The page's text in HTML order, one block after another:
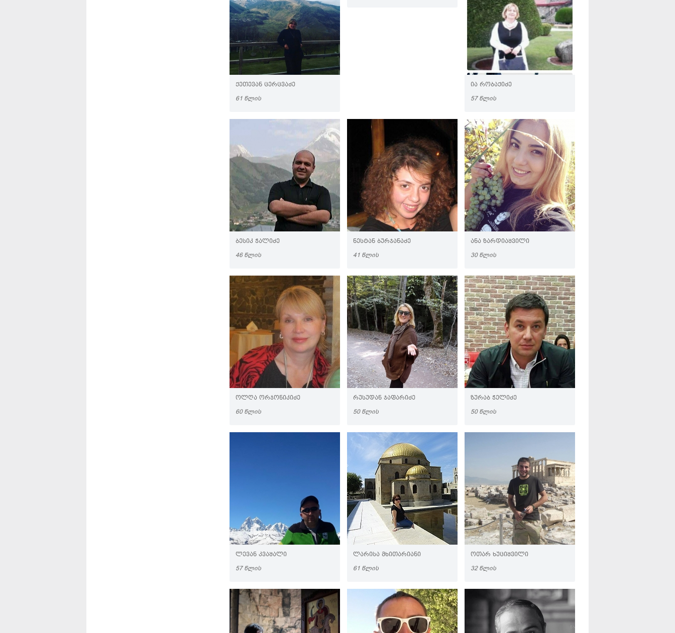
ᲥᲔᲗᲔᲕᲐᲜ ᲪᲔᲠᲪᲕᲐᲫᲔ
61 ᲬᲚᲘᲡ
ᲘᲐ ᲠᲝᲑᲐᲥᲘᲫᲔ
57 ᲬᲚᲘᲡ
ᲑᲔᲡᲘᲙ ᲭᲐᲚᲘᲫᲔ
46 ᲬᲚᲘᲡ
ᲜᲔᲡᲢᲐᲜ ᲑᲣᲠᲯᲐᲜᲐᲫᲔ
41 ᲬᲚᲘᲡ
ᲐᲜᲐ ᲖᲐᲠᲓᲘᲐᲨᲕᲘᲚᲘ
30 ᲬᲚᲘᲡ
ᲝᲚᲦᲐ ᲝᲠᲯᲝᲜᲘᲙᲘᲫᲔ
60 ᲬᲚᲘᲡ
ᲠᲣᲡᲣᲓᲐᲜ ᲯᲐᲤᲐᲠᲘᲫᲔ
50 ᲬᲚᲘᲡ
ᲖᲣᲠᲐᲑ ᲭᲔᲚᲘᲫᲔ
50 ᲬᲚᲘᲡ
ᲚᲔᲕᲐᲜ ᲙᲕᲐᲨᲐᲚᲘ
57 ᲬᲚᲘᲡ
ᲚᲐᲠᲘᲡᲐ ᲛᲮᲘᲗᲐᲠᲘᲐᲜᲘ
61 ᲬᲚᲘᲡ
ᲝᲗᲐᲠ ᲮᲣᲪᲘᲨᲕᲘᲚᲘ
32 ᲬᲚᲘᲡ